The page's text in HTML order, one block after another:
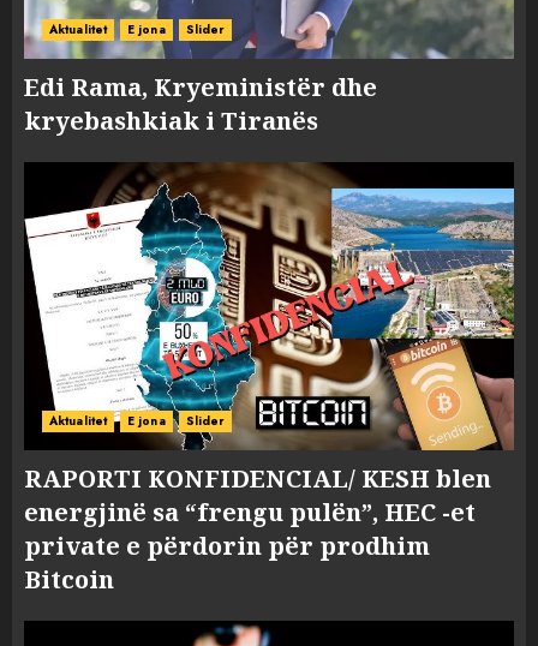
Aktualitet E jona Slider
Edi Rama, Kryeministër dhe
kryebashkiak i Tiranës
Aktualitet E jona Slider
RAPORTI KONFIDENCIAL/ KESH blen
energjinë sa “frengu pulën”, HEC -et
private e përdorin për prodhim
Bitcoin